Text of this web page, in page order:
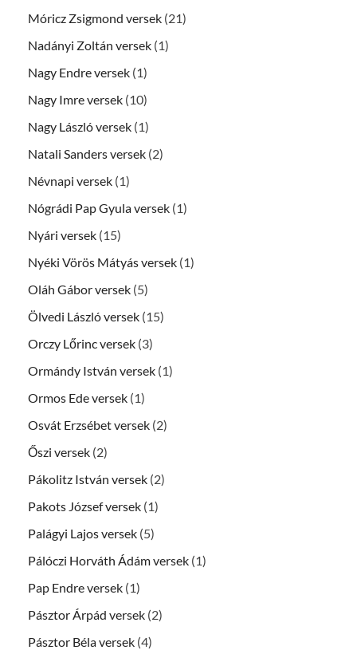
Móricz Zsigmond versek (21)
Nadányi Zoltán versek (1)
Nagy Endre versek (1)
Nagy Imre versek (10)
Nagy László versek (1)
Natali Sanders versek (2)
Névnapi versek (1)
Nógrádi Pap Gyula versek (1)
Nyári versek (15)
Nyéki Vörös Mátyás versek (1)
Oláh Gábor versek (5)
Ölvedi László versek (15)
Orczy Lőrinc versek (3)
Ormándy István versek (1)
Ormos Ede versek (1)
Osvát Erzsébet versek (2)
Őszi versek (2)
Pákolitz István versek (2)
Pakots József versek (1)
Palágyi Lajos versek (5)
Pálóczi Horváth Ádám versek (1)
Pap Endre versek (1)
Pásztor Árpád versek (2)
Pásztor Béla versek (4)